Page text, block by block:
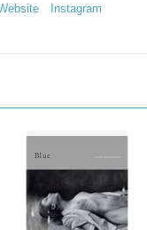
Instagram